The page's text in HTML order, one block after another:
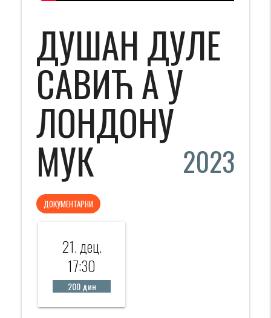
ДУШАН ДУЛЕ
САВИЋ А У
ЛОНДОНУ
МУК 2023
ДОКУМЕНТАРНИ
21. дец.
17:30
200 дин